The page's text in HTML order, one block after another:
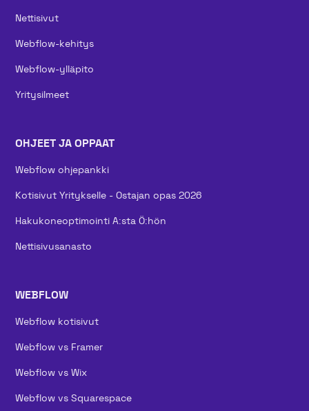
Nettisivut
Webflow-kehitys
Webflow-ylläpito
Yritysilmeet
OHJEET JA OPPAAT
Webflow ohjepankki
Kotisivut Yritykselle - Ostajan opas 2026
Hakukoneoptimointi A:sta Ö:hön
Nettisivusanasto
WEBFLOW
Webflow kotisivut
Webflow vs Framer
Webflow vs Wix
Webflow vs Squarespace